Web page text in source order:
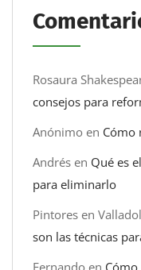
Rosaura
consejos para
Anónimo en Cómo
Andrés en Qué es
para eliminarlo
Pintores en
son las técnicas
Fernando en